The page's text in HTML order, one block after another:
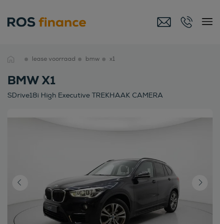
lease voorraad bmw x1
BMW X1
SDrive18i High Executive TREKHAAK CAMERA